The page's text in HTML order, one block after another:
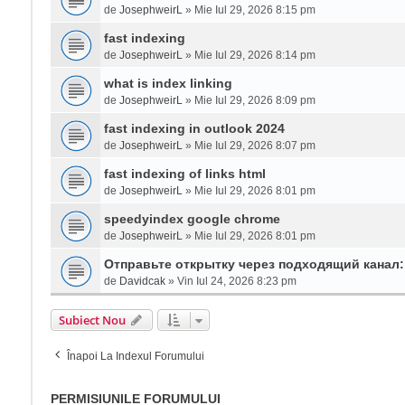
de JosephweirL» Mie Iul 29, 2026 8:15 pm
fast indexing
de JosephweirL» Mie Iul 29, 2026 8:14 pm
what is index linking
de JosephweirL» Mie Iul 29, 2026 8:09 pm
fast indexing in outlook 2024
de JosephweirL» Mie Iul 29, 2026 8:07 pm
fast indexing of links html
de JosephweirL» Mie Iul 29, 2026 8:01 pm
speedyindex google chrome
de JosephweirL» Mie Iul 29, 2026 8:01 pm
Отправьте открытку через подходящий
de Davidcak» Vin Iul 24, 2026 8:23 pm
Subiect Nou
Înapoi La Indexul Forumului
PERMISIUNILE FORUMULUI